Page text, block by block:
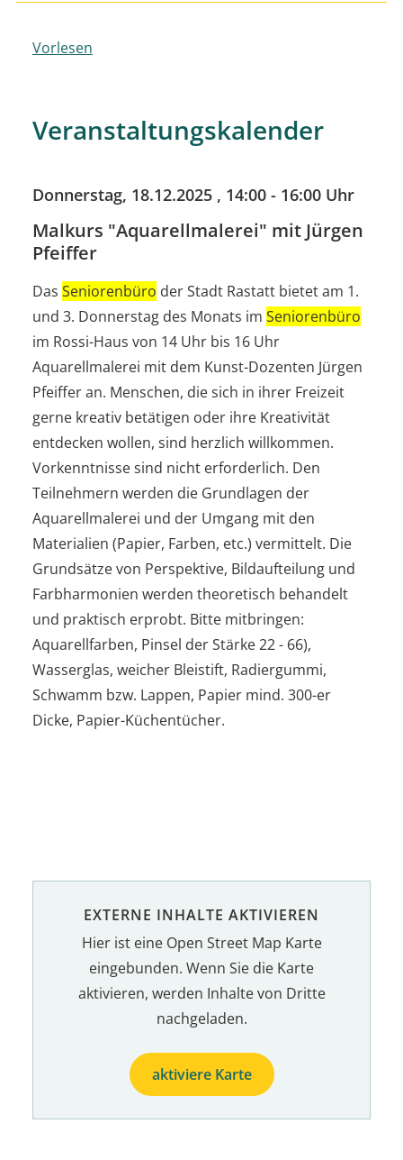
Vorlesen
Veranstaltungskalender
Donnerstag, 18.12.2025 , 14:00 - 16:00 Uhr
Malkurs "Aquarellmalerei" mit Jürgen
Pfeiffer
Das Seniorenbüro der Stadt Rastatt bietet am 1.
und 3. Donnerstag des Monats im Seniorenbüro
im Rossi-Haus von 14 Uhr bis 16 Uhr
Aquarellmalerei mit dem Kunst-Dozenten Jürgen
Pfeiffer an. Menschen, die sich in ihrer Freizeit
gerne kreativ betätigen oder ihre Kreativität
entdecken wollen, sind herzlich willkommen.
Vorkenntnisse sind nicht erforderlich. Den
Teilnehmern werden die Grundlagen der
Aquarellmalerei und der Umgang mit den
Materialien (Papier, Farben, etc.) vermittelt. Die
Grundsätze von Perspektive, Bildaufteilung und
Farbharmonien werden theoretisch behandelt
und praktisch erprobt. Bitte mitbringen:
Aquarellfarben, Pinsel der Stärke 22 - 66),
Wasserglas, weicher Bleistift, Radiergummi,
Schwamm bzw. Lappen, Papier mind. 300-er
Dicke, Papier-Küchentücher.
EXTERNE INHALTE AKTIVIEREN
Hier ist eine Open Street Map Karte
eingebunden. Wenn Sie die Karte
aktivieren, werden Inhalte von Dritte
nachgeladen.
aktiviere Karte